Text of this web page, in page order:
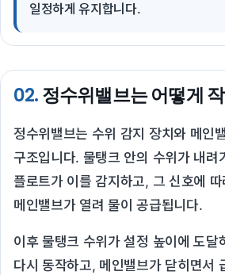
일정하게 유지합니다.
02.정수위밸브는 어떻게
정수위밸브는 수위 감지 장치와 메인
구조입니다. 물탱크 안의 수위가 내려
플로트가 이를 감지하고, 그 신호에 따
메인밸브가 열려 물이 공급됩니다.
이후 물탱크 수위가 설정 높이에 도달
다시 동작하고, 메인밸브가 닫히면서